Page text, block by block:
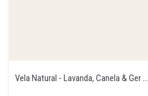
Vela Natural - Lavanda, Canela & Ger ...